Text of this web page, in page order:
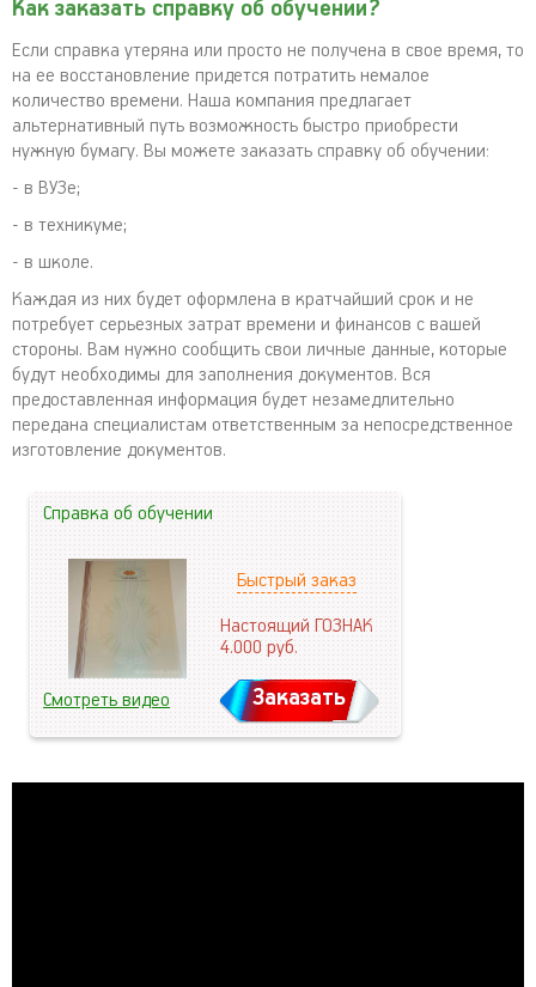
Как заказать справку об обучении?
Если справка утеряна или просто не получена в свое время, то
на ее восстановление придется потратить немалое
количество времени. Наша компания предлагает
альтернативный путь возможность быстро приобрести
нужную бумагу. Вы можете заказать справку об обучении:
- в ВУЗе;
- в техникуме;
- в школе.
Каждая из них будет оформлена в кратчайший срок и не
потребует серьезных затрат времени и финансов с вашей
стороны. Вам нужно сообщить свои личные данные, которые
будут необходимы для заполнения документов. Вся
предоставленная информация будет незамедлительно
передана специалистам ответственным за непосредственное
изготовление документов.
Справка об обучении
Быстрый заказ
Настоящий ГОЗНАК
4.000руб.
Смотреть видео Заказать